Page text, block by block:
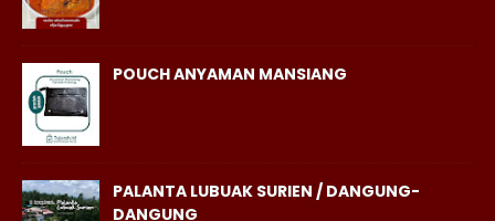
POUCH ANYAMAN MANSIANG
PALANTA LUBUAK SURIEN / DANGUNG-
DANGUNG